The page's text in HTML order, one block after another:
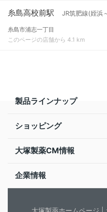
糸島高校前駅 JR筑肥線(姪浜
糸島市浦志一丁目
このページの店舗から 4.1 km
製品ラインナップ
ショッピング
大塚製薬CM情報
企業情報